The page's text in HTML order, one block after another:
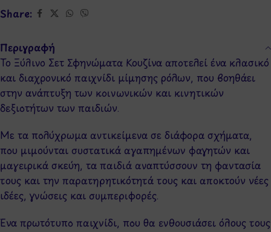
Share:
Περιγραφή
Το Ξύλινο Σετ Σφηνώματα Κουζίνα αποτελεί ένα κλασικό
και διαχρονικό παιχνίδι μίμησης ρόλων, που βοηθάει
στην ανάπτυξη των κοινωνικών και κινητικών
δεξιοτήτων των παιδιών.
Με τα πολύχρωμα αντικείμενα σε διάφορα σχήματα,
που μιμούνται συστατικά αγαπημένων φαγητών και
μαγειρικά σκεύη, τα παιδιά αναπτύσσουν τη φαντασία
τους και την παρατηρητικότητά τους και αποκτούν νέες
ιδέες, γνώσεις και συμπεριφορές.
Ένα πρωτότυπο παιχνίδι, που θα ενθουσιάσει όλους τους